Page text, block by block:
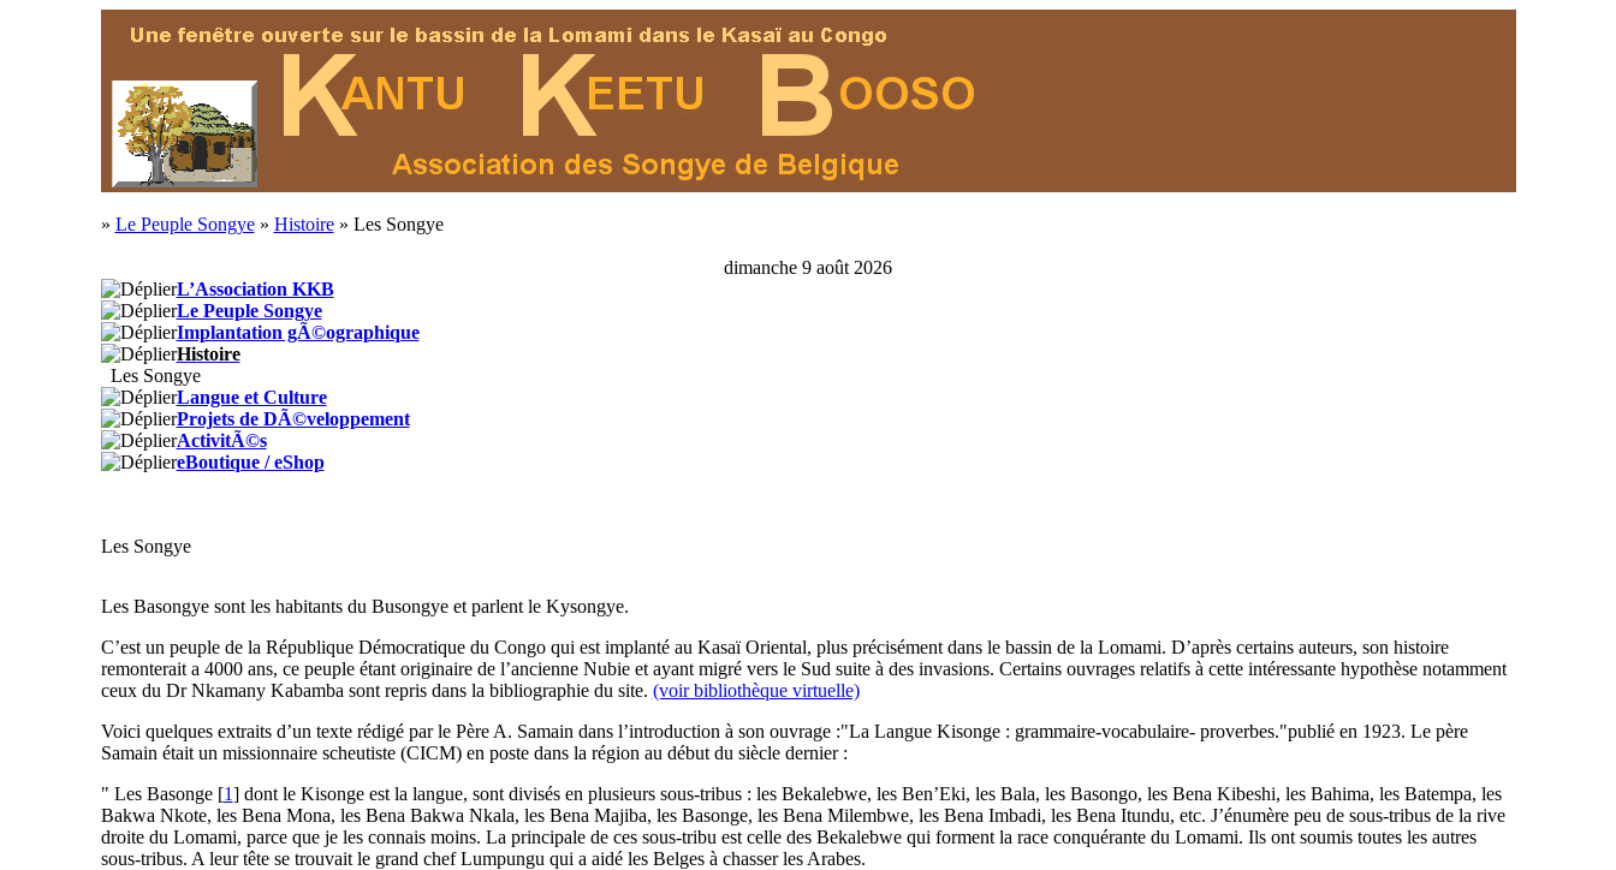
» Le Peuple Songye» Histoire» Les Songye
dimanche 9 août 2026
L’Association KKB
Le Peuple Songye
Implantation gÃ©ographique
Histoire
Les Songye
Langue et Culture
Projets de DÃ©veloppement
ActivitÃ©s
eBoutique / eShop
Les Songye
Les Basongye sont les habitants du Busongye et parlent le Kysongye.
C’est un peuple de la République Démocratique du Congo qui est implanté au Kasaï Oriental, plus précisément dans le bassin de la Lomami. D’après certains auteurs, son histoire
remonterait a 4000 ans, ce peuple étant originaire de l’ancienne Nubie et ayant migré vers le Sud suite à des invasions. Certains ouvrages relatifs à cette intéressante hypothèse notamment
ceux du Dr Nkamany Kabamba sont repris dans la bibliographie du site. (voir bibliothèque virtuelle)
Voici quelques extraits d’un texte rédigé par le Père A. Samain dans l’introduction à son ouvrage :"La Langue Kisonge : grammaire-vocabulaire- proverbes."publié en 1923. Le père
Samain était un missionnaire scheutiste (CICM) en poste dans la région au début du siècle dernier :
" Les Basonge [1] dont le Kisonge est la langue, sont divisés en plusieurs sous-tribus : les Bekalebwe, les Ben’Eki, les Bala, les Basongo, les Bena Kibeshi, les Bahima, les Batempa, les
Bakwa Nkote, les Bena Mona, les Bena Bakwa Nkala, les Bena Majiba, les Basonge, les Bena Milembwe, les Bena Imbadi, les Bena Itundu, etc. J’énumère peu de sous-tribus de la rive
droite du Lomami, parce que je les connais moins. La principale de ces sous-tribu est celle des Bekalebwe qui forment la race conquérante du Lomami. Ils ont soumis toutes les autres
sous-tribus. A leur tête se trouvait le grand chef Lumpungu qui a aidé les Belges à chasser les Arabes.